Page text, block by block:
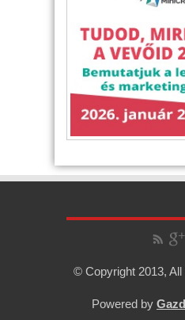
© Copyright 2013,
Powered by